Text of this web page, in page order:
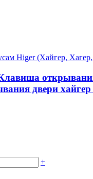
Higer (Хайгер,
двери
+